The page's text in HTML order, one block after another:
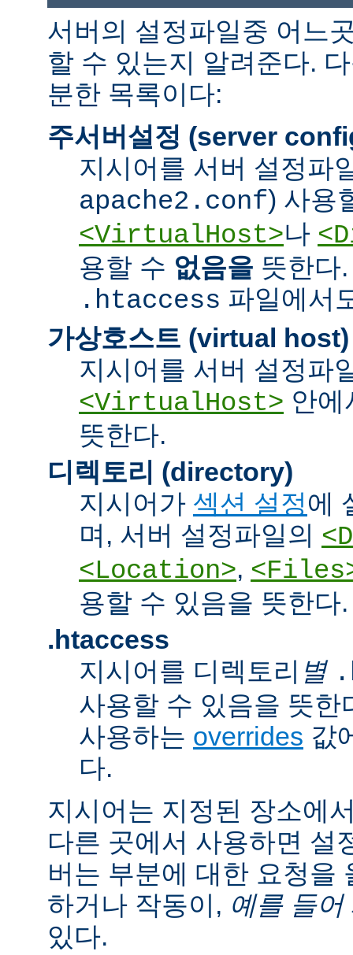
서버의 설정파일중 어느
할 수 있는지 알려준다.
분한 목록이다:
주서버설정 (server
지시어를 서버 설정파
apache2.conf) 사용
<VirtualHost>나
용할 수 없음을 뜻한다
.htaccess 파일에서
가상호스트 (virtual host)
지시어를 서버 설정파
<VirtualHost> 안에
뜻한다.
디렉토리 (directory)
지시어가 섹션 설정에
며, 서버 설정파일의
<Location>,
용할 수 있음을 뜻한다.
.htaccess
지시어를 디렉토리 별
사용할 수 있음을 뜻한
사용하는 overrides 값
다.
지시어는 지정된 장소에
다른 곳에서 사용하면 설
버는 부분에 대한 요청을
하거나 작동이, 예를 들어
있다.